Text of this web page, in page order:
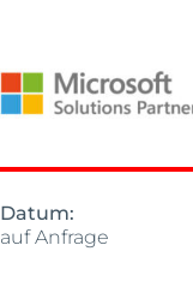
Datum:
auf Anfrage